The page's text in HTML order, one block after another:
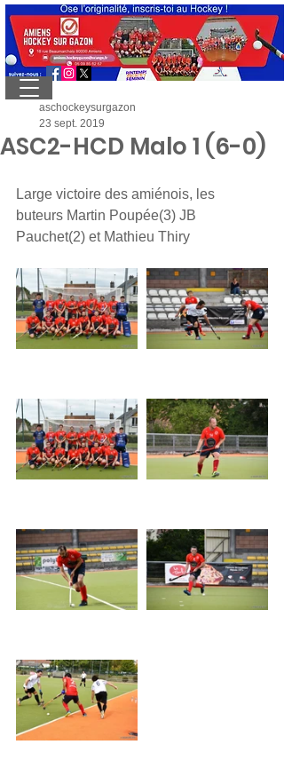
ASC2-HCD Malo 1 (6-0)
aschockeysurgazon
23 sept. 2019
Large victoire des amiénois, les
buteurs Martin Poupée(3) JB
Pauchet(2) et Mathieu Thiry